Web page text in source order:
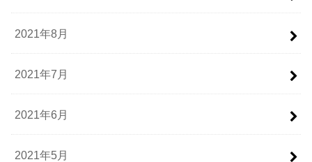
2021年8月
2021年7月
2021年6月
2021年5月